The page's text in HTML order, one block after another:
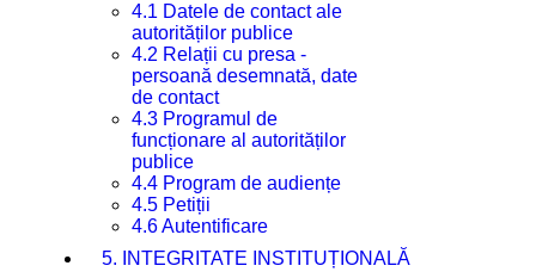
4.1 Datele de contact ale
autorităților publice
4.2 Relații cu presa -
persoană desemnată, date
de contact
4.3 Programul de
funcționare al autorităților
publice
4.4 Program de audiențe
4.5 Petiții
4.6 Autentificare
5. INTEGRITATE INSTITUȚIONALĂ